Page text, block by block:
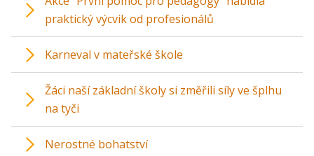
praktický výcvik od profesionálů
Karneval v mateřské škole
Žáci naší základní školy si změřili síly ve šplhu
na tyči
Nerostné bohatství